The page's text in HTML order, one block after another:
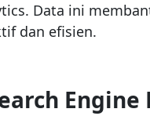
Data ini
dan efisien.